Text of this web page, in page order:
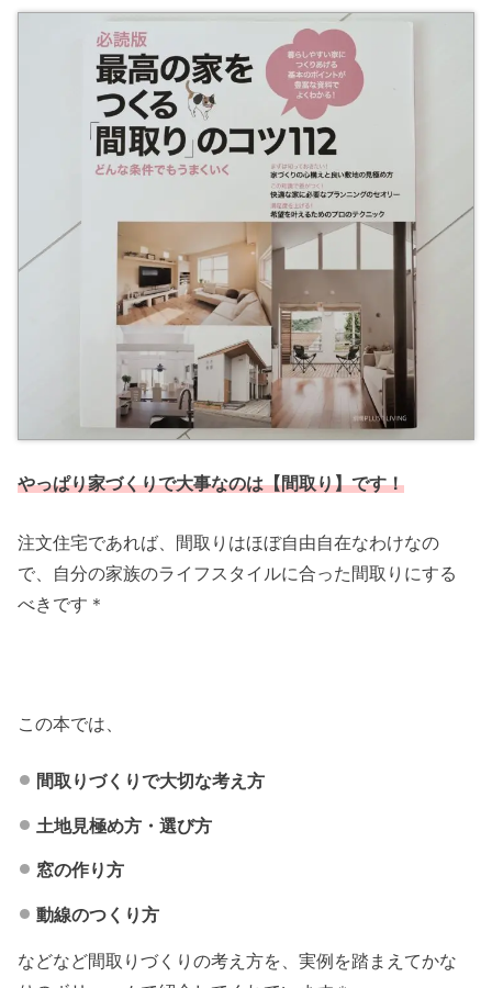
やっぱり家づくりで大事なのは【間取り】です！
注文住宅であれば、間取りはほぼ自由自在なわけなの
で、自分の家族のライフスタイルに合った間取りにする
べきです＊
この本では、
間取りづくりで大切な考え方
土地見極め方・選び方
窓の作り方
動線のつくり方
などなど間取りづくりの考え方を、実例を踏まえてかな